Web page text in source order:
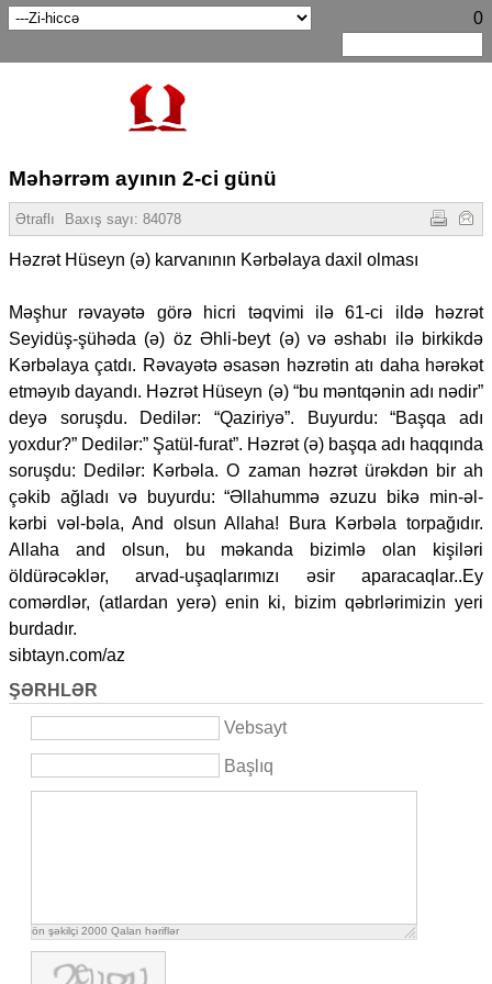
0
Məhərrəm ayının 2-ci günü
Ətraflı Baxış sayı: 84078
Həzrət Hüseyn (ə) karvanının Kərbəlaya daxil olması
Məşhur rəvayətə görə hicri təqvimi ilə 61-ci ildə həzrət
Seyidüş-şühəda (ə) öz Əhli-beyt (ə) və əshabı ilə birkikdə
Kərbəlaya çatdı. Rəvayətə əsasən həzrətin atı daha hərəkət
etməyıb dayandı. Həzrət Hüseyn (ə) “bu məntqənin adı nədir”
deyə soruşdu. Dedilər: “Qaziriyə”. Buyurdu: “Başqa adı
yoxdur?” Dedilər:” Şatül-furat”. Həzrət (ə) başqa adı haqqında
soruşdu: Dedilər: Kərbəla. O zaman həzrət ürəkdən bir ah
çəkib ağladı və buyurdu: “Əllahummə əzuzu bikə min-əl-
kərbi vəl-bəla, And olsun Allaha! Bura Kərbəla torpağıdır.
Allaha and olsun, bu məkanda bizimlə olan kişiləri
öldürəcəklər, arvad-uşaqlarımızı əsir aparacaqlar..Ey
comərdlər, (atlardan yerə) enin ki, bizim qəbrlərimizin yeri
burdadır.
sibtayn.com/az
ŞƏRHLƏR
Vebsayt
Başlıq
ön şəkilçi 2000 Qalan həriflər